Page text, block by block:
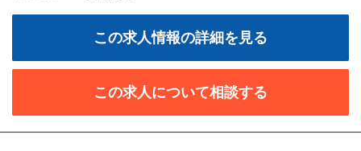
この求人情報の詳細を見る
この求人について相談する